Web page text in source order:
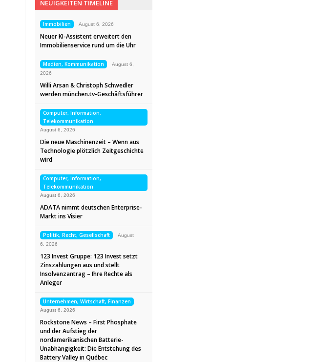
NEUIGKEITEN TIMELINE
Immobilien August 6, 2026
Neuer KI-Assistent erweitert den
Immobilienservice rund um die Uhr
Medien, Kommunikation
August 6,
2026
Willi Arsan & Christoph Schwedler
werden münchen.tv-Geschäftsführer
Computer, Information,
Telekommunikation
August 6, 2026
Die neue Maschinenzeit – Wenn aus
Technologie plötzlich Zeitgeschichte
wird
Computer, Information,
Telekommunikation
August 6, 2026
ADATA nimmt deutschen Enterprise-
Markt ins Visier
Politik, Recht, Gesellschaft
August
6, 2026
123 Invest Gruppe: 123 Invest setzt
Zinszahlungen aus und stellt
Insolvenzantrag – Ihre Rechte als
Anleger
Unternehmen, Wirtschaft, Finanzen
August 6, 2026
Rockstone News – First Phosphate
und der Aufstieg der
nordamerikanischen Batterie-
Unabhängigkeit: Die Entstehung des
Battery Valley in Québec